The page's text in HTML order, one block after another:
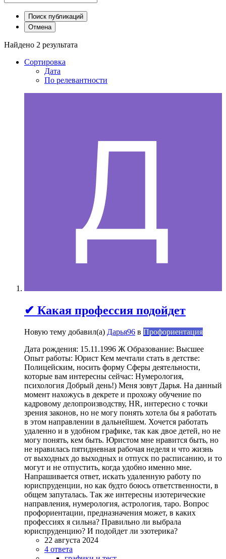
Поиск публикаций
Отмена
Найдено 2 результата
Сортировка
Дата
По релевантности
✔ Какая профессия подойдет
Новую тему добавил(а) Дарья96 в Профориентация
Дата рождения: 15.11.1996 Ж Образование: Высшее
Опыт работы: Юрист Кем мечтали стать в детстве:
Полицейским, носить форму Сферы деятельности,
которые вам интересны сейчас: Нумерология,
психология Добрый день!) Меня зовут Дарья. На данный
момент нахожусь в декрете и прохожу обучение по
кадровому делопроизводству, HR, интересно с точки
зрения законов, но не могу понять хотела бы я работать
в этом направлении в дальнейшем. Хочется работать
удаленно и в удобном графике, так как двое детей, но не
могу понять, кем быть. Юристом мне нравится быть, но
не нравилась пятидневная рабочая неделя и что жизнь
от выходных до выходных и отпуск по расписанию, и то
могут и не отпустить, когда удобно именно мне.
Напрашивается ответ, искать удаленную работу по
юриспруденции, но как будто боюсь ответственности, в
общем запуталась. Так же интересны изотерические
направления, нумерология, астрология, таро. Вопрос
профориентации, предназначения может, в каких
профессиях я сильна? Правильно ли выбрала
юриспруденцию? И подойдет ли эзотерика?
22 августа 2024
4 ответа